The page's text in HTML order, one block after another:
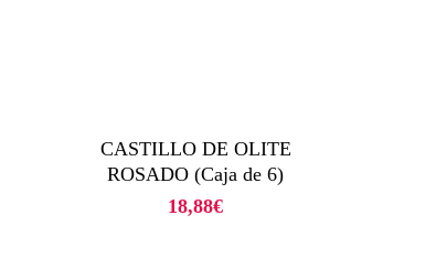
CASTILLO DE OLITE
ROSADO (Caja de 6)
18,88€